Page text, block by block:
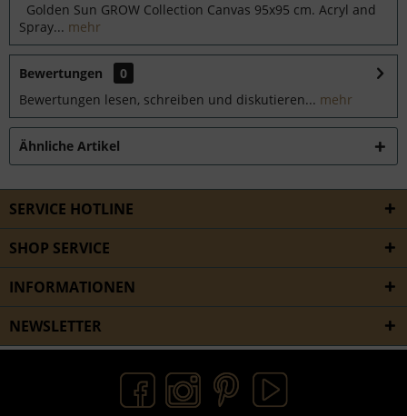
Golden Sun GROW Collection Canvas 95x95 cm. Acryl and
Spray... mehr
Bewertungen
0
Bewertungen lesen, schreiben und diskutieren... mehr
Ähnliche Artikel
SERVICE HOTLINE
SHOP SERVICE
INFORMATIONEN
NEWSLETTER